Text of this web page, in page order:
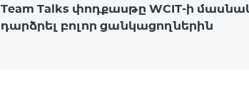
Team Talks փոդքասթը WCIT-ի
դարձրել բոլոր ցանկացողներին